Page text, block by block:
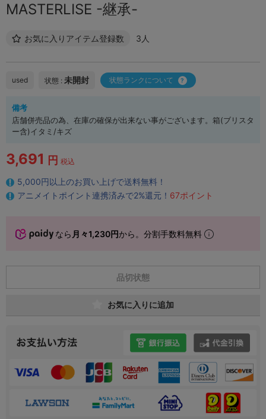
MASTERLISE -継承-
お気に入りアイテム登録数 3人
used 状態 : 未開封 状態ランクについて
備考
店舗併売品の為、在庫の確保が出来ない事がございます。箱(ブリスタ
ー含)イタミ/キズ
3,691 円 税込
5,000円以上のお買い上げで送料無料！
アニメイトポイント連携済みで2%還元！ 67ポイント
なら 月々1,230円から。分割手数料無料
品切状態
お気に入りに追加